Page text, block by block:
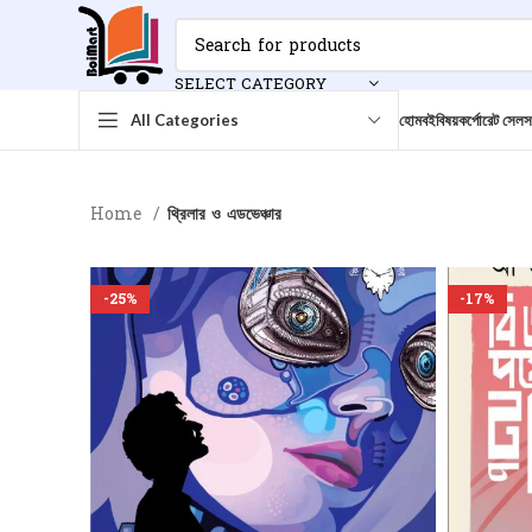
SELECT CATEGORY
All Categories হোমবইবিষয়কর্পোরেট সেলস
Home থ্রিলার ও এডভেঞ্চার
-25% -17%